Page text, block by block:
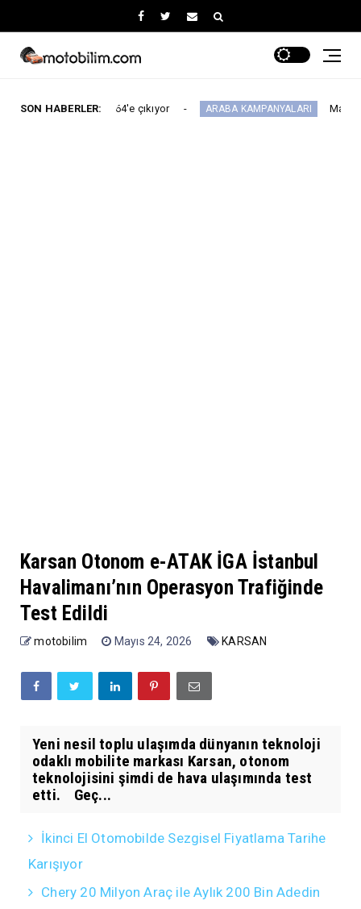
SON HABERLER:
64'e çıkıyor ARABA KAMPANYALARI Maxus Modellerinde
Karsan Otonom e-ATAK İGA İstanbul
Havalimanı’nın Operasyon Trafiğinde
Test Edildi
motobilim Mayıs 24, 2026 KARSAN
Yeni nesil toplu ulaşımda dünyanın teknoloji
odaklı mobilite markası Karsan, otonom
teknolojisini şimdi de hava ulaşımında test
etti. Geç...
İkinci El Otomobilde Sezgisel Fiyatlama Tarihe
Karışıyor
Chery 20 Milyon Araç ile Aylık 200 Bin Adedin